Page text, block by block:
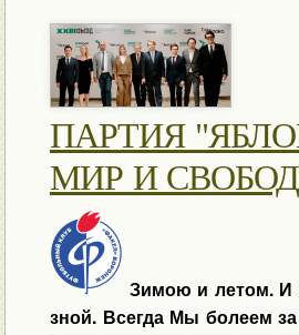
ПАРТИЯ
МИР И
Зимою и летом. И
зной. Всегда Мы болеем